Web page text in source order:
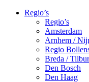
Regio’s
Regio’s
Amsterdam
Arnhem /
Regio
Breda /
Den Bosch
Den Haag